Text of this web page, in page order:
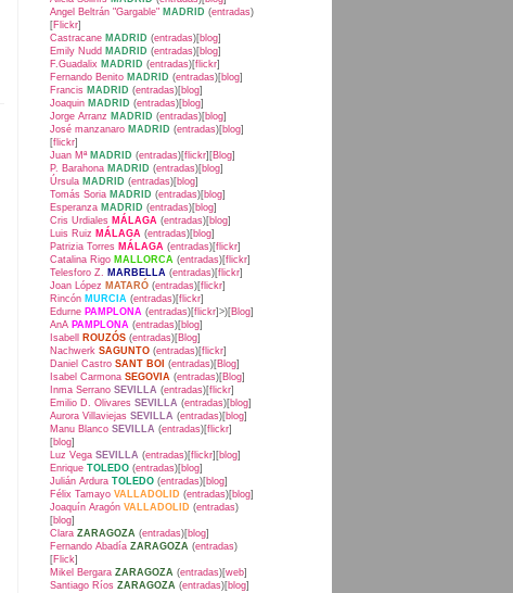
Angel Beltrán "Gargable" MADRID (entradas)
[Flickr]
Castracane MADRID (entradas)[blog]
Emily Nudd MADRID (entradas)[blog]
F.Guadalix MADRID (entradas)[flickr]
Fernando Benito MADRID (entradas)[blog]
Francis MADRID (entradas)[blog]
Joaquin MADRID (entradas)[blog]
Jorge Arranz MADRID (entradas)[blog]
José manzanaro MADRID (entradas)[blog]
[flickr]
Juan Mª MADRID (entradas)[flickr][Blog]
P. Barahona MADRID (entradas)[blog]
Úrsula MADRID (entradas)[blog]
Tomás Soria MADRID (entradas)[blog]
Esperanza MADRID (entradas)[blog]
Cris Urdiales MÁLAGA (entradas)[blog]
Luis Ruiz MÁLAGA (entradas)[blog]
Patrizia Torres MÁLAGA (entradas)[flickr]
Catalina Rigo MALLORCA (entradas)[flickr]
Telesforo Z. MARBELLA (entradas)[flickr]
Joan López MATARÓ (entradas)[flickr]
Rincón MURCIA (entradas)[flickr]
Edurne PAMPLONA (entradas)[flickr]>)[Blog]
AnA PAMPLONA (entradas)[blog]
Isabell
ROUZÓS (entradas)[Blog]
Nachwerk SAGUNTO (entradas)[flickr]
Daniel Castro SANT BOI (entradas)[Blog]
Isabel Carmona SEGOVIA (entradas)[Blog]
Inma Serrano SEVILLA (entradas)[flickr]
Emilio D. Olivares SEVILLA (entradas)[blog]
Aurora Villaviejas SEVILLA (entradas)[blog]
Manu Blanco SEVILLA (entradas)[flickr]
[blog]
Luz Vega SEVILLA (entradas)[flickr][blog]
Enrique TOLEDO (entradas)[blog]
Julián Ardura TOLEDO (entradas)[blog]
Félix Tamayo VALLADOLID (entradas)[blog]
Joaquín Aragón VALLADOLID (entradas)
[blog]
Clara ZARAGOZA (entradas)[blog]
Fernando Abadía ZARAGOZA (entradas)
[Flick]
Mikel Bergara ZARAGOZA (entradas)[web]
Santiago Ríos ZARAGOZA (entradas)[blog]